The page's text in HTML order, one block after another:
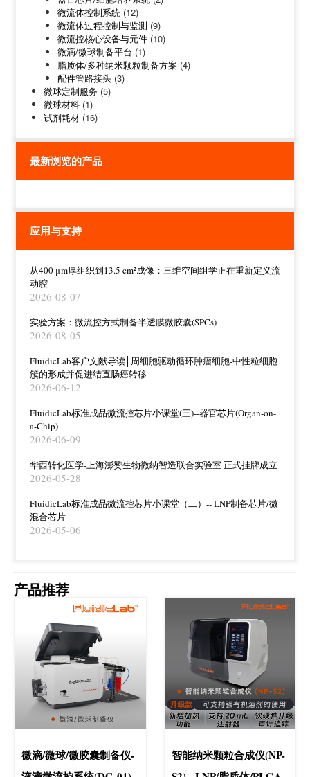
微流体控制系统 (12)
微流体过程控制与监测 (9)
微流控核心设备与元件 (10)
微滴/微球制备平台 (1)
脂质体/多种纳米颗粒制备方案 (4)
配件管路接头 (3)
微球定制服务 (5)
微球材料 (1)
试剂耗材 (16)
最新浏览的产品
应用与支持
从400 μm厚组织到13.5 cm²成像：三维空间组学正在重新定义流
动腔
2026-08-07
实验方案：微流控方式制备半透膜微胶囊(SPCs)
2026-08-05
FluidicLab客户文献导读│周细胞驱动循环肿瘤细胞-中性粒细胞
簇的形成并促进结直肠癌转移
2026-06-12
FluidicLab标准成品微流控芯片小课堂(三)--器官芯片(Organ-on-
a-Chip)
2026-06-09
华西转化医学-上海澎赞生物微纳智造联合实验室 正式挂牌成立
2026-05-28
FluidicLab标准成品微流控芯片小课堂（二）-- LNP制备芯片/微
混合芯片
2026-05-06
产品推荐
微滴/微球/微胶囊制备仪-
智能纳米颗粒合成仪(NP-